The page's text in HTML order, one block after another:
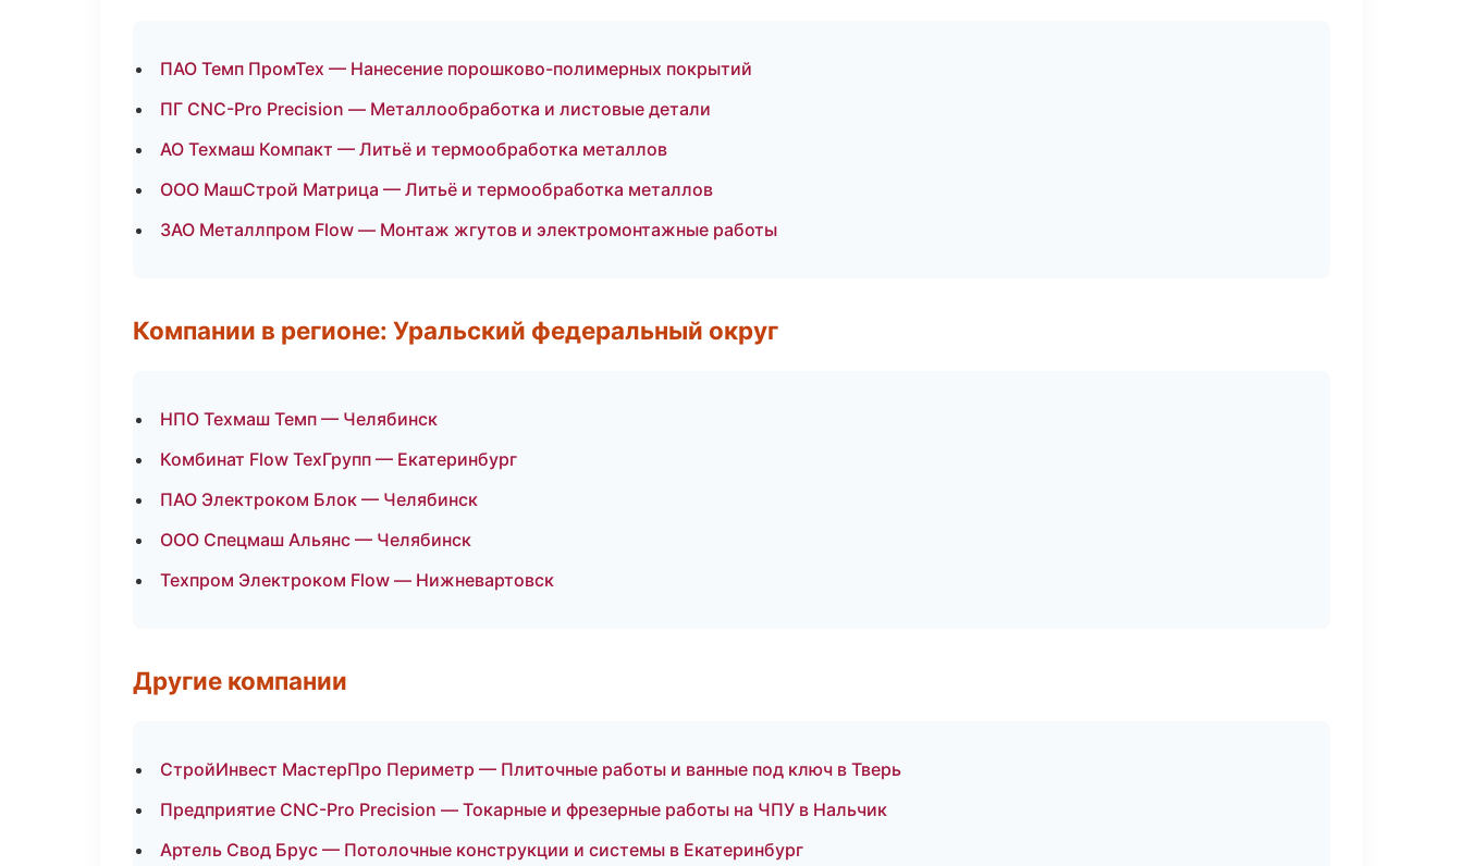
ПАО Темп ПромТех — Нанесение порошково-полимерных покрытий
ПГ CNC-Pro Precision — Металлообработка и листовые детали
АО Техмаш Компакт — Литьё и термообработка металлов
ООО МашСтрой Матрица — Литьё и термообработка металлов
ЗАО Металлпром Flow — Монтаж жгутов и электромонтажные работы
Компании в регионе: Уральский федеральный округ
НПО Техмаш Темп — Челябинск
Комбинат Flow ТехГрупп — Екатеринбург
ПАО Электроком Блок — Челябинск
ООО Спецмаш Альянс — Челябинск
Техпром Электроком Flow — Нижневартовск
Другие компании
СтройИнвест МастерПро Периметр — Плиточные работы и ванные под ключ в Тверь
Предприятие CNC-Pro Precision — Токарные и фрезерные работы на ЧПУ в Нальчик
Артель Свод Брус — Потолочные конструкции и системы в Екатеринбург